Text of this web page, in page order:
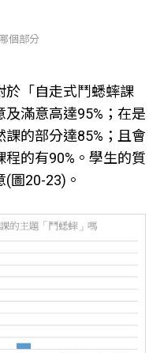
個部分
於「自走式鬥蟋蟀課
滿意高達95%；在是
的部分達85%；且會
的有90%。學生的質
圖20-23)。